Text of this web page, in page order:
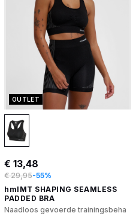
OUTLET
€ 13,48
€ 29,95-55%
hmlMT SHAPING SEAMLESS
PADDED BRA
Naadloos gevoerde trainingsbeha